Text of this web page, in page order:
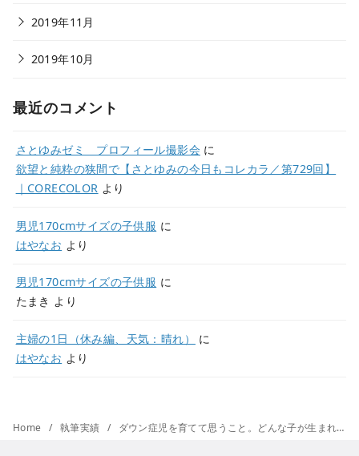
2019年11月
2019年10月
最近のコメント
さとゆみゼミ プロフィール撮影会 に
欲望と純粋の狭間で【さとゆみの今日もコレカラ／第729回】
｜CORECOLOR より
男児170cmサイズの子供服 に
はやなお より
男児170cmサイズの子供服 に
たまき より
主婦の1日（休み編、天気：晴れ）
に
はやなお より
Home 執筆実績 ダウン症児を育てて思うこと。どんな子が生まれてもサポートできる社会になってほしい【俳優 奥山佳恵×加藤貴子】